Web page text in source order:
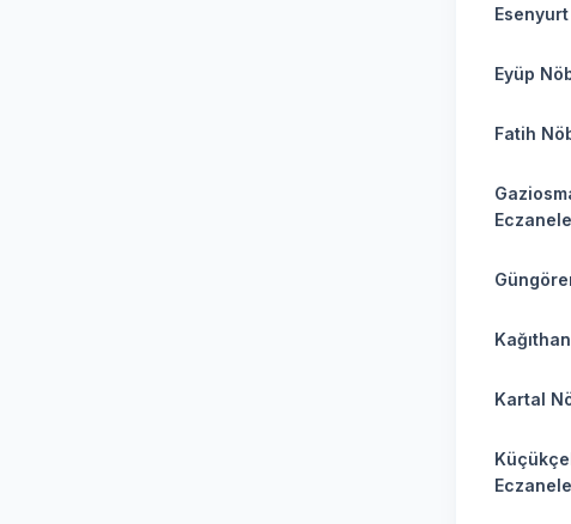
Eyüp
Fatih
Kartal